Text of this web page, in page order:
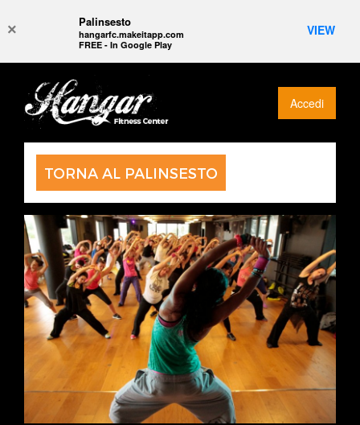
× Palinsesto
hangarfc.makeitapp.com
FREE - In Google Play
VIEW
Accedi
TORNA AL PALINSESTO